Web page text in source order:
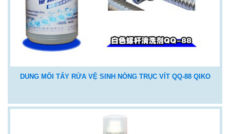
DUNG MÔI TẨY RỬA VỆ SINH NÒNG TRỤC VÍT QQ-88 QIKO